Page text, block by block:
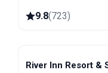
and easy trips to
9.8(723)
Nabran
River Inn Resort &